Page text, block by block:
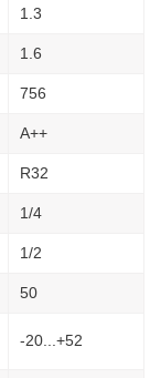
1.3
1.6
756
A++
R32
1/4
1/2
50
-20...+52